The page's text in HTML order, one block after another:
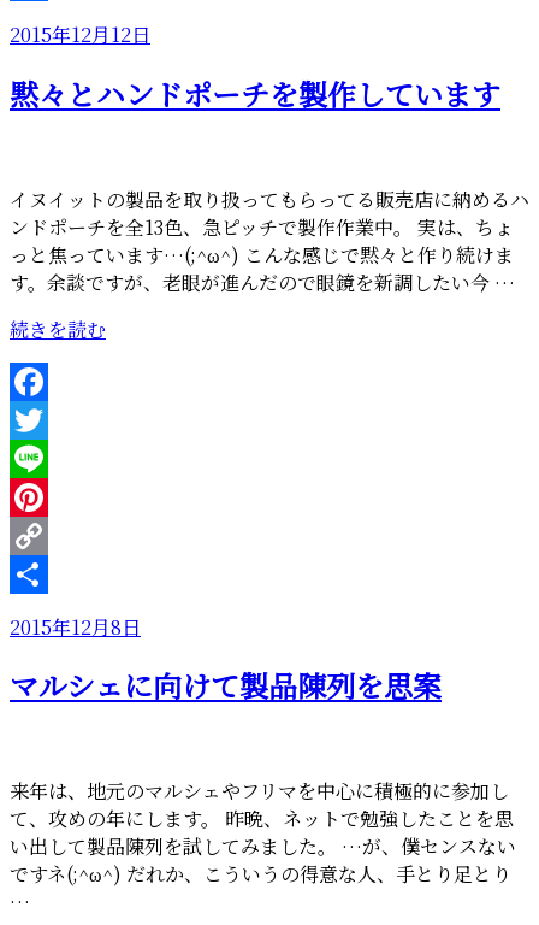
Link
投
日:
2015年12月12日
黙々とハンドポーチを製作しています
イヌイットの製品を取り扱ってもらってる販売店に納めるハ
ンドポーチを全13色、急ピッチで製作作業中。 実は、ちょ
っと焦っています…(;^ω^) こんな感じで黙々と作り続けま
す。余談ですが、老眼が進んだので眼鏡を新調したい今 …
“黙々
ハ
ン
ド
ポ
ー
チ
を
製
し
い
続きを読む
Facebook
Twitter
Line
Pinterest
Copy
投
日:
2015年12月8日
マルシェに向けて製品陳列を思案
来年は、地元のマルシェやフリマを中心に積極的に参加し
て、攻めの年にします。 昨晩、ネットで勉強したことを思
い出して製品陳列を試してみました。 …が、僕センスない
ですネ(;^ω^) だれか、こういうの得意な人、手とり足とり
…